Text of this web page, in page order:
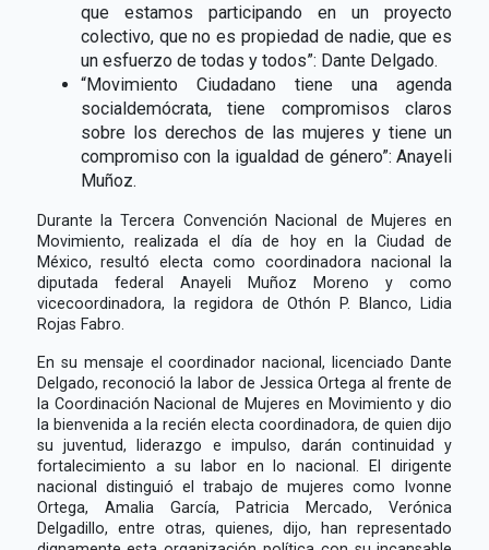
que estamos participando en un proyecto
colectivo, que no es propiedad de nadie, que es
un esfuerzo de todas y todos”: Dante Delgado.
“Movimiento Ciudadano tiene una agenda
socialdemócrata, tiene compromisos claros
sobre los derechos de las mujeres y tiene un
compromiso con la igualdad de género”: Anayeli
Muñoz.
Durante la Tercera Convención Nacional de Mujeres en
Movimiento, realizada el día de hoy en la Ciudad de
México, resultó electa como coordinadora nacional la
diputada federal Anayeli Muñoz Moreno y como
vicecoordinadora, la regidora de Othón P. Blanco, Lidia
Rojas Fabro.
En su mensaje el coordinador nacional, licenciado Dante
Delgado, reconoció la labor de Jessica Ortega al frente de
la Coordinación Nacional de Mujeres en Movimiento y dio
la bienvenida a la recién electa coordinadora, de quien dijo
su juventud, liderazgo e impulso, darán continuidad y
fortalecimiento a su labor en lo nacional. El dirigente
nacional distinguió el trabajo de mujeres como Ivonne
Ortega, Amalia García, Patricia Mercado, Verónica
Delgadillo, entre otras, quienes, dijo, han representado